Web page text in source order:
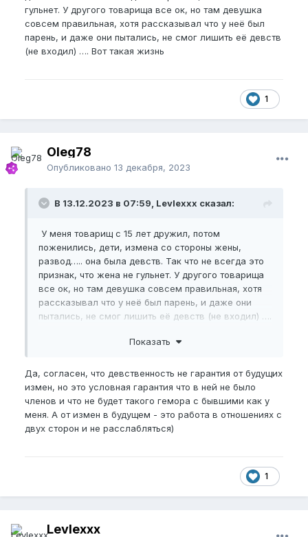
гульнет. У другого товарища все ок, но там девушка
совсем правильная, хотя рассказывал что у неё был
парень, и даже они пытались, не смог лишить её девств
(не входил) …. Вот такая жизнь
1
Oleg78
Опубликовано 13 декабря, 2023
В 13.12.2023 в 07:59, Levlexxx сказал:
У меня товарищ с 15 лет дружил, потом
поженились, дети, измена со стороны жены,
развод….. она была девств. Так что не всегда это
признак, что жена не гульнет. У другого товарища
все ок, но там девушка совсем правильная, хотя
рассказывал что у неё был парень, и даже они
пытались, не смог лишить её девств (не входил) ….
Показать
Да, согласен, что девственность не гарантия от будущих
измен, но это условная гарантия что в ней не было
членов и что не будет такого гемора с бывшими как у
меня. А от измен в будущем - это работа в отношениях с
двух сторон и не расслабляться)
1
Levlexxx